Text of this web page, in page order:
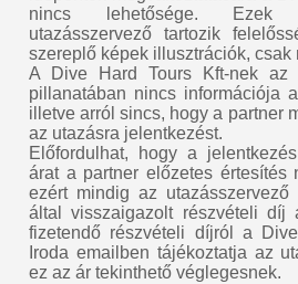
nincs lehetősége. Ezek
utazásszervező tartozik
szereplő képek illusztrációk, csak
A Dive Hard Tours Kft-nek az
pillanatában nincs információja
illetve arról sincs, hogy a partner
az utazásra jelentkezést.
Előfordulhat, hogy a
árat a partner előzetes értesítés
ezért mindig az utazásszervező
által visszaigazolt részvételi díj
fizetendő részvételi díjról a
Iroda emailben tájékoztatja az
ez az ár tekinthető véglegesnek.